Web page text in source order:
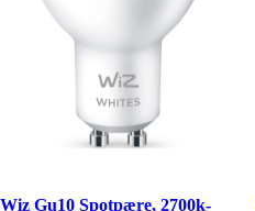
Wiz Gu10 Spotpære, 2700k-